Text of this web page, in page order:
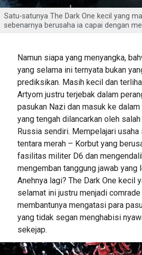
Satu-satunya The Dark One kecil yang
sebenarnya berusaha ia capai dengan
Namun siapa yang menyangka,
yang selama ini ternyata bukan
prediksikan. Masih kecil dan
Artyom justru terjebak dalam
pasukan Nazi dan masuk ke
yang tengah dilancarkan oleh
Russia sendiri. Mempelajari
tentara merah – Korbut yang
fasilitas militer D6 dan
mengemban tanggung jawab yang
Anehnya lagi? The Dark One kecil
selamat ini justru menjadi
membantunya mengatasi para
yang tidak segan menghabisi
sekejap.